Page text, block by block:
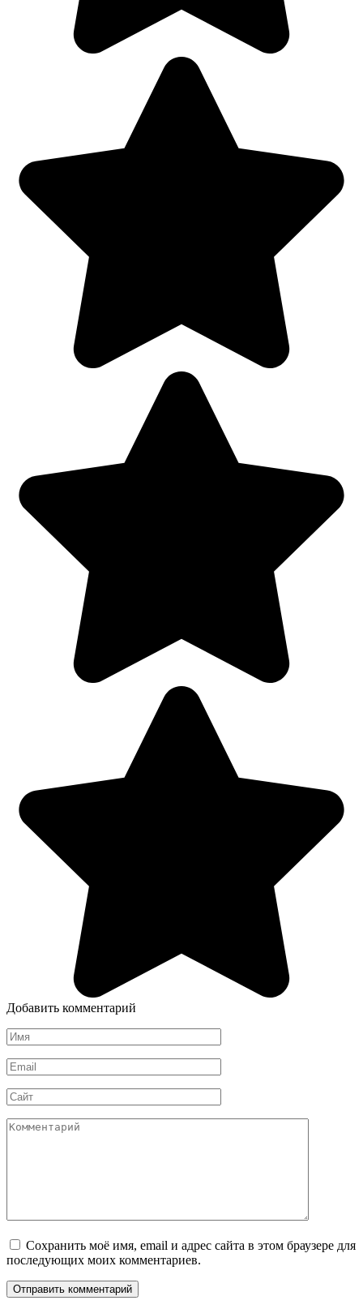
Добавить комментарий
Имя
*
Email
*
Сайт
Комментарий
Сохранить моё имя, email и адрес сайта в этом браузере для
последующих моих комментариев.